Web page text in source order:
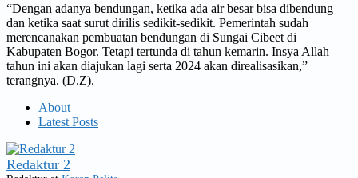
“Dengan adanya bendungan, ketika ada air besar bisa dibendung
dan ketika saat surut dirilis sedikit-sedikit. Pemerintah sudah
merencanakan pembuatan bendungan di Sungai Cibeet di
Kabupaten Bogor. Tetapi tertunda di tahun kemarin. Insya Allah
tahun ini akan diajukan lagi serta 2024 akan direalisasikan,”
terangnya. (D.Z).
About
Latest Posts
Redaktur 2